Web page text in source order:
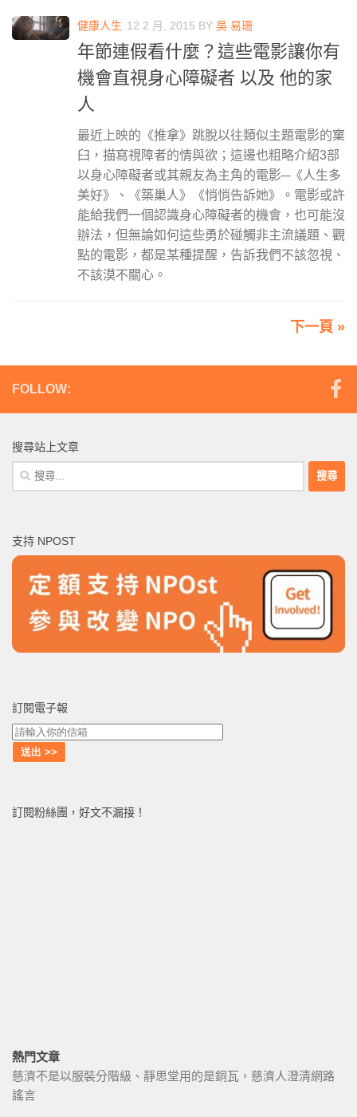
健康人生 12 2 月, 2015 BY 吳 易珊
年節連假看什麼？這些電影讓你有
機會直視身心障礙者 以及 他的家
人
最近上映的《推拿》跳脫以往類似主題電影的窠
臼，描寫視障者的情與欲；這邊也粗略介紹3部
以身心障礙者或其親友為主角的電影─《人生多
美好》、《築巢人》《悄悄告訴她》。電影或許
能給我們一個認識身心障礙者的機會，也可能沒
辦法，但無論如何這些勇於碰觸非主流議題、觀
點的電影，都是某種提醒，告訴我們不該忽視、
不該漠不關心。
下一頁 »
FOLLOW:
搜尋站上文章
搜
尋
字:
支持 NPOST
訂閱電子報
訂閱粉絲團，好文不漏接！
熱門文章
慈濟不是以服裝分階級、靜思堂用的是銅瓦，慈濟人澄清網路
謠言